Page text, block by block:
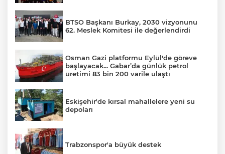
BTSO Başkanı Burkay, 2030 vizyonunu
62. Meslek Komitesi ile değerlendirdi
Osman Gazi platformu Eylül'de göreve
başlayacak... Gabar’da günlük petrol
üretimi 83 bin 200 varile ulaştı
Eskişehir'de kırsal mahallelere yeni su
depoları
Trabzonspor'a büyük destek